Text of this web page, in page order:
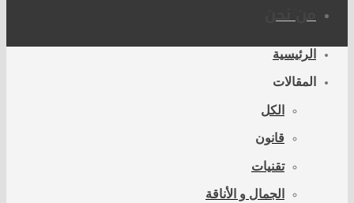
من نحن
الرئيسية
المقالات
الكل
قانون
تقنيات
الجمال و الأناقة